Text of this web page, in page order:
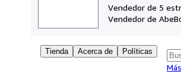
Vendedor de 5
Vendedor de
Tienda Acerca de Políticas